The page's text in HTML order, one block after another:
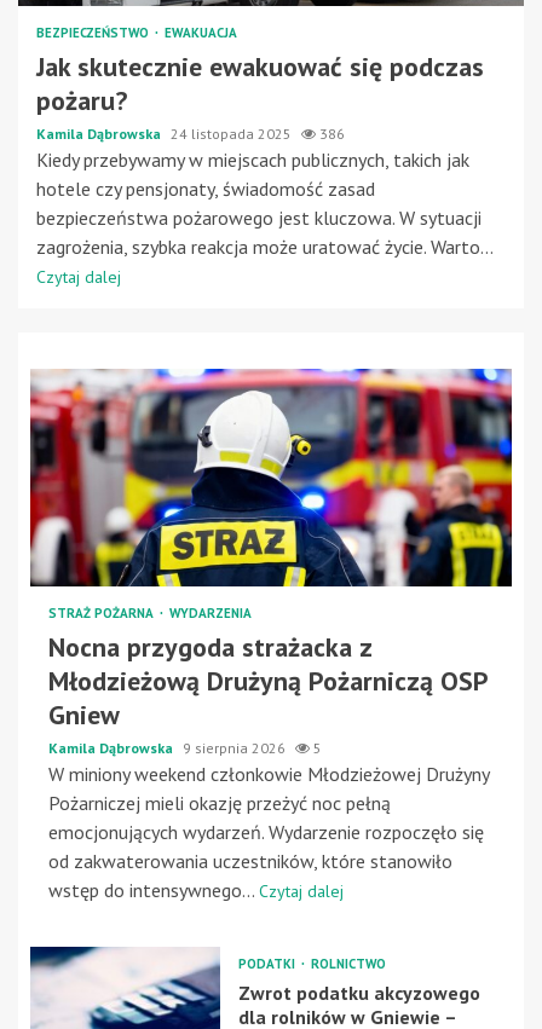
BEZPIECZEŃSTWO EWAKUACJA
Jak skutecznie ewakuować się podczas
pożaru?
Kamila Dąbrowska 24 listopada 2025 386
Kiedy przebywamy w miejscach publicznych, takich jak
hotele czy pensjonaty, świadomość zasad
bezpieczeństwa pożarowego jest kluczowa. W sytuacji
zagrożenia, szybka reakcja może uratować życie. Warto...
Czytaj dalej
STRAŻ POŻARNA WYDARZENIA
Nocna przygoda strażacka z
Młodzieżową Drużyną Pożarniczą OSP
Gniew
Kamila Dąbrowska 9 sierpnia 2026 5
W miniony weekend członkowie Młodzieżowej Drużyny
Pożarniczej mieli okazję przeżyć noc pełną
emocjonujących wydarzeń. Wydarzenie rozpoczęło się
od zakwaterowania uczestników, które stanowiło
wstęp do intensywnego... Czytaj dalej
PODATKI ROLNICTWO
Zwrot podatku akcyzowego
dla rolników w Gniewie –